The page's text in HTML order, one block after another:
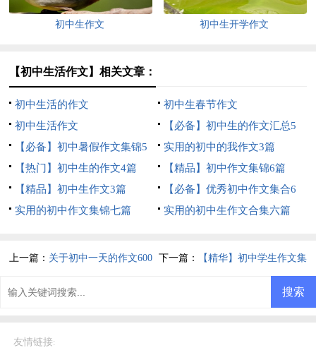
初中生作文 初中生开学作文
【初中生活作文】相关文章：
初中生活的作文
初中生春节作文
初中生活作文
【必备】初中生的作文汇总5
篇
【必备】初中暑假作文集锦5
篇
实用的初中的我作文3篇
【热门】初中生的作文4篇
【精品】初中作文集锦6篇
【精品】初中生作文3篇
【必备】优秀初中作文集合6
篇
实用的初中作文集锦七篇 实用的初中生作文合集六篇
上一篇： 关于初中一天的作文600 下一篇： 【精华】初中学生作文集
友情链接: